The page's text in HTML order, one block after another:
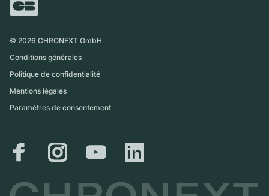
International
Magazine
Retrait sur place
© 2026 CHRONEXT GmbH
Conditions générales
Politique de confidentialité
Mentions légales
Paramètres de consentement